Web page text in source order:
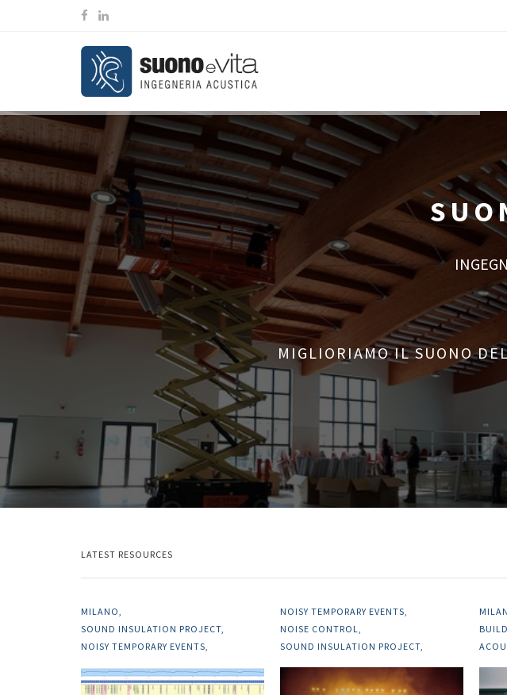
MIGLIORIAMO IL SUONO
LATEST RESOURCES
MILANO
SOUND INSULATION PROJECT
NOISY TEMPORARY EVENTS
NOISY TEMPORARY EVENTS
NOISE CONTROL
SOUND INSULATION PROJECT